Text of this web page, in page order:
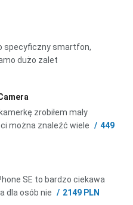
specyficzny smartfon,
dużo zalet
zrobiłem mały
można znaleźć wiele
449
SE to bardzo ciekawa
dla osób nie
2149 PLN